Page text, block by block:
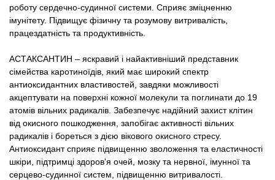
роботу сердечно-судинної системи. Сприяє зміцненню
імунітету. Підвищує фізичну та розумову витривалість,
працездатність та продуктивність.
АСТАКСАНТИН – яскравий і найактивніший представник
сімейства каротиноїдів, який має широкий спектр
антиоксидантних властивостей, завдяки можливості
акцептувати на поверхні кожної молекули та поглинати до 19
атомів вільних радикалів. Забезпечує надійний захист клітин
від окисного пошкодження, запобігає активності вільних
радикалів і бореться з дією вікового окисного стресу.
Антиоксидант сприяє підвищенню зволоження та еластичності
шкіри, підтримці здоров'я очей, мозку та нервної, імунної та
серцево-судинної систем, підвищенню витривалості.